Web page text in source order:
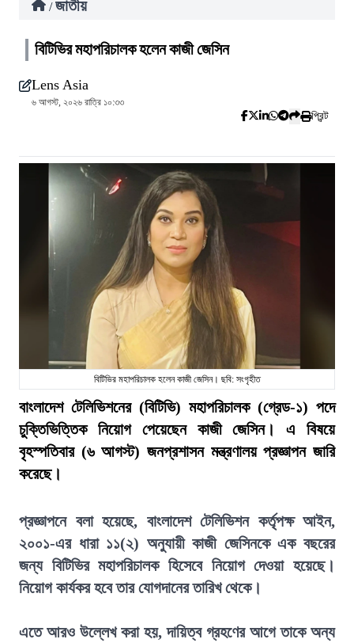
/ জাতীয়
বিটিভির মহাপরিচালক হলেন কাজী জেসিন
Lens Asia
৬ আগস্ট, ২০২৬ রাত্রি ১০:৩৩
প্রিন্ট
বিটিভির মহাপরিচালক হলেন কাজী জেসিন। ছবি: সংগৃহীত
বাংলাদেশ টেলিভিশনের (বিটিভি) মহাপরিচালক (গ্রেড-১) পদে
চুক্তিভিত্তিক নিয়োগ পেয়েছেন কাজী জেসিন। এ বিষয়ে
বৃহস্পতিবার (৬ আগস্ট) জনপ্রশাসন মন্ত্রণালয় প্রজ্ঞাপন জারি
করেছে।
প্রজ্ঞাপনে বলা হয়েছে, বাংলাদেশ টেলিভিশন কর্তৃপক্ষ আইন,
২০০১-এর ধারা ১১(২) অনুযায়ী কাজী জেসিনকে এক বছরের
জন্য বিটিভির মহাপরিচালক হিসেবে নিয়োগ দেওয়া হয়েছে।
নিয়োগ কার্যকর হবে তার যোগদানের তারিখ থেকে।
এতে আরও উল্লেখ করা হয়, দায়িত্ব গ্রহণের আগে তাকে অন্য